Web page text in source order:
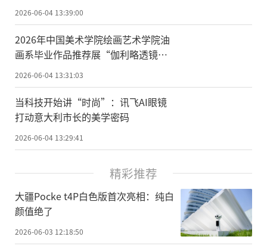
2026-06-04 13:39:00
2026年中国美术学院绘画艺术学院油
画系毕业作品推荐展“伽利略透镜中
的景观”在中心美术馆开幕
2026-06-04 13:31:03
当科技开始讲“时尚”：讯飞AI眼镜
打动意大利市长的美学密码
2026-06-04 13:29:41
精彩推荐
大疆Pocke t4P白色版首次亮相：纯白
颜值绝了
2026-06-03 12:18:50